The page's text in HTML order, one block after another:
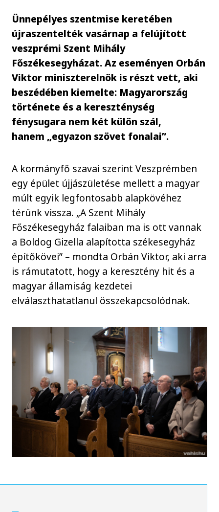
Ünnepélyes szentmise keretében
újraszentelték vasárnap a felújított
veszprémi Szent Mihály
Főszékesegyházat. Az eseményen Orbán
Viktor miniszterelnök is részt vett, aki
beszédében kiemelte: Magyarország
története és a kereszténység
fénysugara nem két külön szál,
hanem „egyazon szövet fonalai”.
A kormányfő szavai szerint Veszprémben
egy épület újjászületése mellett a magyar
múlt egyik legfontosabb alapkövéhez
térünk vissza. „A Szent Mihály
Főszékesegyház falaiban ma is ott vannak
a Boldog Gizella alapította székesegyház
építőkövei” – mondta Orbán Viktor, aki arra
is rámutatott, hogy a keresztény hit és a
magyar államiság kezdetei
elválaszthatatlanul összekapcsolódnak.